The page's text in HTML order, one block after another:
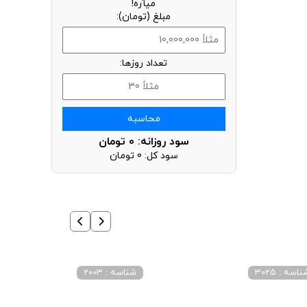
میآره!
مبلغ (تومان):
تعداد روزها:
محاسبه
سود روزانه: 0 تومان
سود کل: 0 تومان
: 3025 شناسه : 2003